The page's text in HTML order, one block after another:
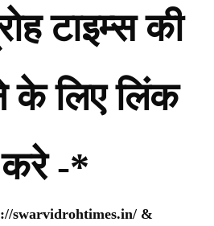
टाइम्स की
के लिए लिंक
-*
swarvidrohtimes.in/ &